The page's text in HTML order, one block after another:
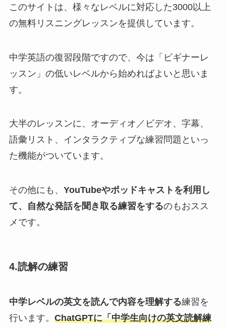
このサイトは、様々なレベルに対応した3000以上
の無料リスニングレッスンを提供しています。
中学英語の復習段階ですので、今は「ビギナーレ
ッスン」の低いレベルから始めればよいと思いま
す。
大半のレッスンに、オーディオ／ビデオ、字幕、
語彙リスト、インタラクティブな練習問題といっ
た機能がついています。
その他にも、 YouTubeやポッドキャストを利用し
て、自然な発話を聞き取る練習をするのもおスス
メです。
4.読解の練習
中学レベルの英文を読んで内容を理解する練習を
行います。 ChatGPTに「中学生向けの英文読解練